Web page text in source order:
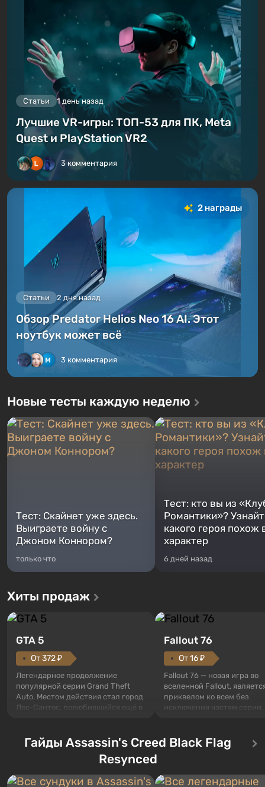
Статьи 1 день назад
Лучшие VR-игры: ТОП-53 для ПК, Meta
Quest и PlayStation VR2
3 комментария
2 награды
Статьи 2 дня назад
Обзор Predator Helios Neo 16 AI. Этот
ноутбук может всё
3 комментария
Новые тесты каждую неделю
Тест: Скайнет уже здесь.
Выиграете войну с
Джоном Коннором?
только что
Тест: кто вы из
Романтики»?
какого героя похож
характер
6 дней назад
Хиты продаж
GTA 5
От 372 ₽
Легендарное продолжение
популярной серии Grand Theft
Auto. Местом действия стал город
Лос-Сантос, полюбившийся ещё в
сразу трех персонажей: Майкла,
Тревора и Франклина, между
Жанр и...
Fallout 76
От 16 ₽
Fallout 76 — новая игра во
вселенной Fallout,
приквелом ко всем без
исключения частям серии.
Оно же, по задумке
Vault-Tec, должно
Место действия Fallout...
Гайды Assassin's Creed Black Flag
Resynced